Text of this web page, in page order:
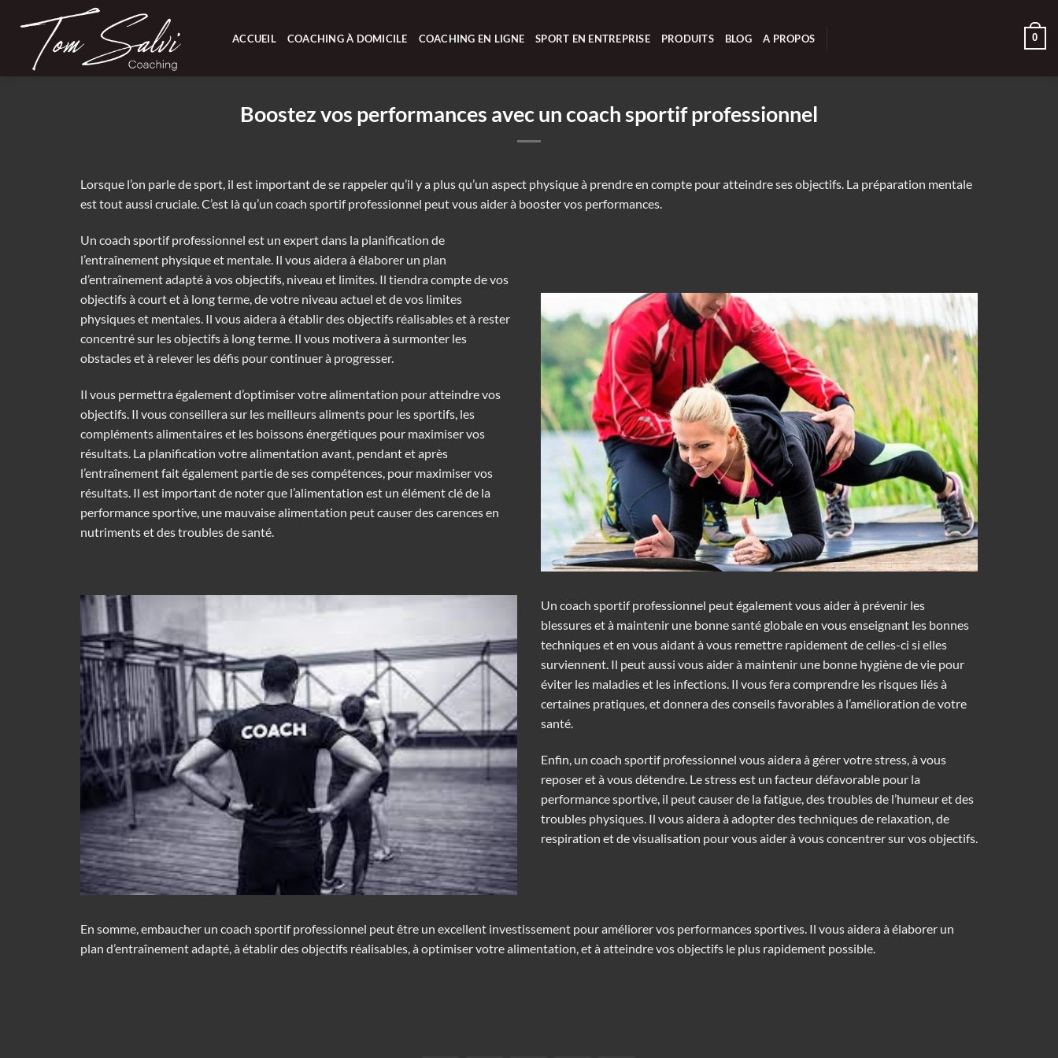
contenu
ACCUEIL COACHING À DOMICILE COACHING EN LIGNE SPORT EN ENTREPRISE PRODUITS BLOG A PROPOS 0
Boostez vos performances avec un coach sportif professionnel
Lorsque l’on parle de sport, il est important de se rappeler qu’il y a plus qu’un aspect physique à prendre en compte pour atteindre ses objectifs. La préparation mentale
est tout aussi cruciale. C’est là qu’un coach sportif professionnel peut vous aider à booster vos performances.
Un coach sportif professionnel est un expert dans la planification de
l’entraînement physique et mentale. Il vous aidera à élaborer un plan
d’entraînement adapté à vos objectifs, niveau et limites. Il tiendra compte de vos
objectifs à court et à long terme, de votre niveau actuel et de vos limites
physiques et mentales. Il vous aidera à établir des objectifs réalisables et à rester
concentré sur les objectifs à long terme. Il vous motivera à surmonter les
obstacles et à relever les défis pour continuer à progresser.
Il vous permettra également d’optimiser votre alimentation pour atteindre vos
objectifs. Il vous conseillera sur les meilleurs aliments pour les sportifs, les
compléments alimentaires et les boissons énergétiques pour maximiser vos
résultats. La planification votre alimentation avant, pendant et après
l’entraînement fait également partie de ses compétences, pour maximiser vos
résultats. Il est important de noter que l’alimentation est un élément clé de la
performance sportive, une mauvaise alimentation peut causer des carences en
nutriments et des troubles de santé.
Un coach sportif professionnel peut également vous aider à prévenir les
blessures et à maintenir une bonne santé globale en vous enseignant les bonnes
techniques et en vous aidant à vous remettre rapidement de celles-ci si elles
surviennent. Il peut aussi vous aider à maintenir une bonne hygiène de vie pour
éviter les maladies et les infections. Il vous fera comprendre les risques liés à
certaines pratiques, et donnera des conseils favorables à l’amélioration de votre
santé.
Enfin, un coach sportif professionnel vous aidera à gérer votre stress, à vous
reposer et à vous détendre. Le stress est un facteur défavorable pour la
performance sportive, il peut causer de la fatigue, des troubles de l’humeur et des
troubles physiques. Il vous aidera à adopter des techniques de relaxation, de
respiration et de visualisation pour vous aider à vous concentrer sur vos objectifs.
En somme, embaucher un coach sportif professionnel peut être un excellent investissement pour améliorer vos performances sportives. Il vous aidera à élaborer un
plan d’entraînement adapté, à établir des objectifs réalisables, à optimiser votre alimentation, et à atteindre vos objectifs le plus rapidement possible.